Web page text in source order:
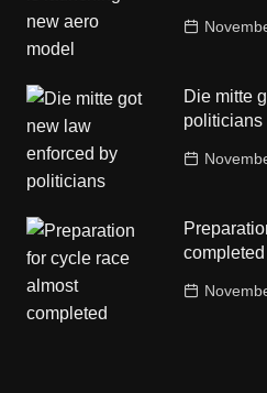
Die mitte
politicians
completed